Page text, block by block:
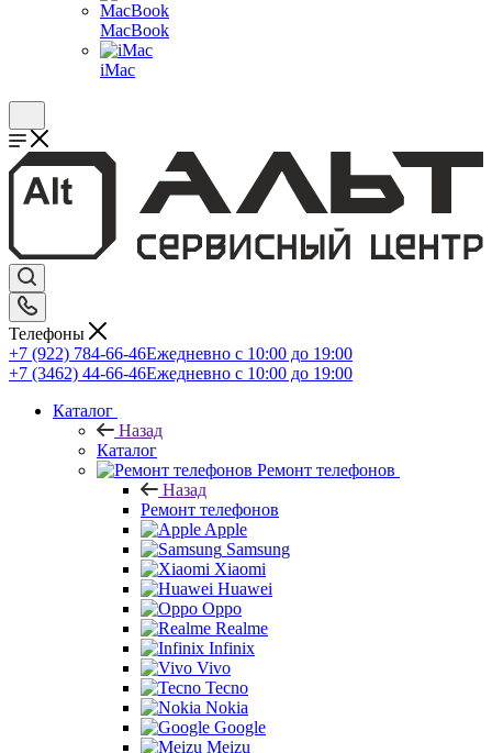
MacBook
iMac
Телефоны
+7 (922) 784-66-46Ежедневно с 10:00 до 19:00
+7 (3462) 44-66-46Ежедневно с 10:00 до 19:00
Каталог
Назад
Каталог
Ремонт телефонов
Назад
Ремонт телефонов
Apple
Samsung
Xiaomi
Huawei
Oppo
Realme
Infinix
Vivo
Tecno
Nokia
Google
Meizu